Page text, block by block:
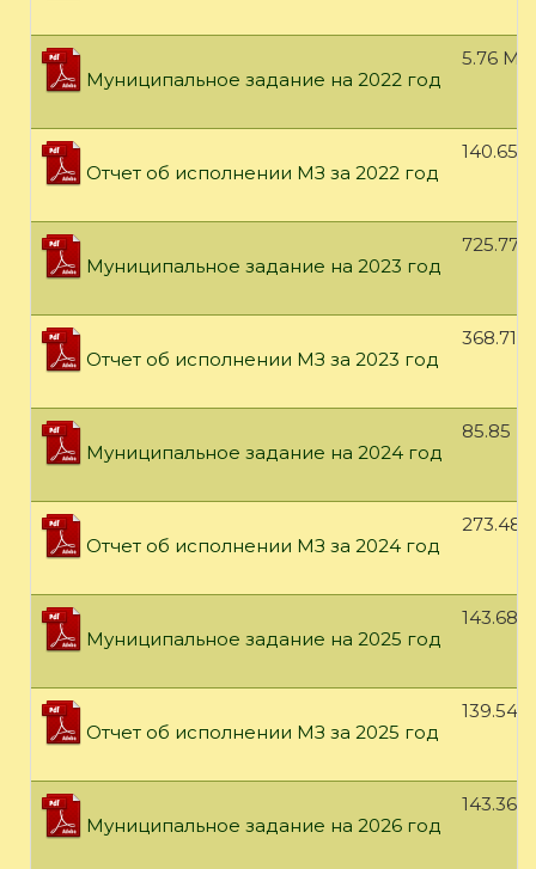
Муниципальное задание на 2022 год
5.76 МБ
Отчет об исполнении МЗ за 2022 год
140.65
Муниципальное задание на 2023 год
725.77
Отчет об исполнении МЗ за 2023 год
368.71
Муниципальное задание на 2024 год
85.85
Отчет об исполнении МЗ за 2024 год
273.48
Муниципальное задание на 2025 год
143.68
Отчет об исполнении МЗ за 2025 год
139.54
Муниципальное задание на 2026 год
143.36